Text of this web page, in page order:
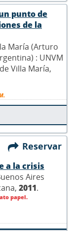
punto de
de la
María (Arturo
: UNVM
Villa María,
Reservar
a la crisis
Aires
2011.
papel.